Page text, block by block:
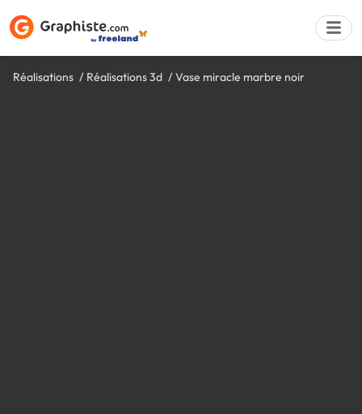
Réalisations Réalisations 3d Vase miracle marbre noir